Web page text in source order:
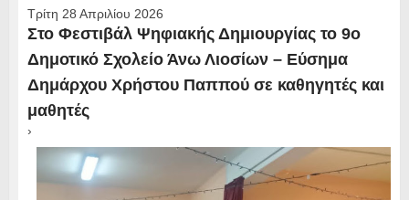
Τρίτη 28 Απριλίου 2026
Στο Φεστιβάλ Ψηφιακής Δημιουργίας το 9ο
Δημοτικό Σχολείο Άνω Λιοσίων – Εύσημα
Δημάρχου Χρήστου Παππού σε καθηγητές και
μαθητές
›